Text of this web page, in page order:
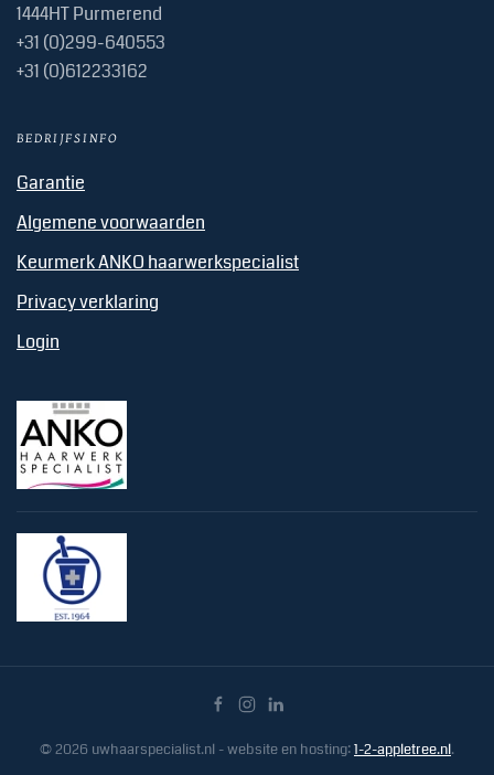
1444HT Purmerend
+31 (0)299-640553
+31 (0)612233162
BEDRIJFSINFO
Garantie
Algemene voorwaarden
Keurmerk ANKO haarwerkspecialist
Privacy verklaring
Login
©2026 uwhaarspecialist.nl - website en hosting:1-2-appletree.nl.